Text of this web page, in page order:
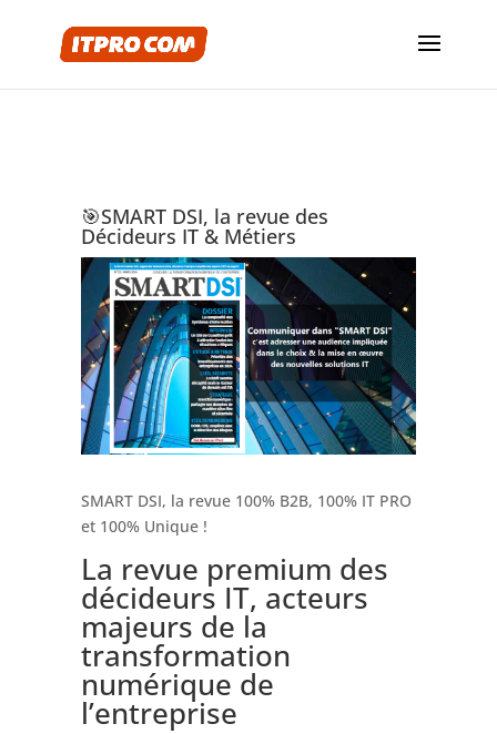
🎯SMART DSI, la revue des
Décideurs IT & Métiers
SMART DSI, la revue 100% B2B, 100% IT PRO
et 100% Unique !
La revue premium des
décideurs IT, acteurs
majeurs de la
transformation
numérique de
l’entreprise